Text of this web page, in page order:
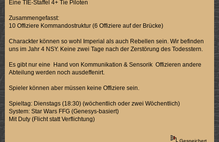
Eine TIE-Staffel 4+ Tie Piloten
Zusammengefasst:
10 Offiziere Kommandostruktur (6 Offiziere auf der Brücke)
Charackter können so wohl Imperial als auch Rebellen sein. Wir befinden
uns im Jahr 4 NSY. Keine zwei Tage nach der Zerstörung des Todesstern.
Es gibt nur eine Hand von Kommunikation & Sensorik Offizieren andere
Abteilung werden noch ausdeffenirt.
Spieler können aber müssen keine Offiziere sein.
Spieltag: Dienstags (18:30) (wöchentlich oder zwei Wöchentlich)
System: Star Wars FFG (Genesys-basiert)
Mit Duty (Flicht statt Verflichtung)
Gespeichert